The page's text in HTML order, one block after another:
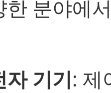
한 분야에
기기: 제